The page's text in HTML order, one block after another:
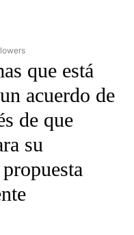
SPANISH" TO RECEIVE
que está
acuerdo de
de que
su